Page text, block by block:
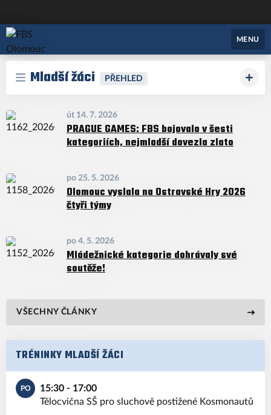
FBS Olomouc
MENU
Mladší žáci PŘEHLED
út 14. 7. 2026
PRAGUE GAMES: FBS bojovalo v šesti
kategoriích, nejmladší dovezla zlato
po 25. 5. 2026
Olomouc vyslala na Ostravské Hry 2026
čtyři týmy
po 4. 5. 2026
Mládežnické kategorie dohrávaly své
soutěže!
VŠECHNY ČLÁNKY
TRÉNINKY MLADŠÍ ŽÁCI
PO
15:30 - 17:00
Tělocvična SŠ pro sluchově postižené Kosmonautů